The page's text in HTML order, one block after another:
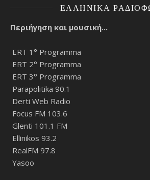
ΕΛΛΗΝΙΚΆ
Περιήγηση και μουσική...
ERT 1° Programma
ERT 2° Programma
ERT 3° Programma
Parapolitika 90.1
Derti Web Radio
Focus FM 103.6
Glenti 101.1 FM
Ellinikos 93.2
RealFM 97.8
Yasoo